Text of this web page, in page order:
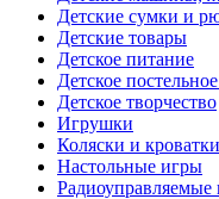
Детские сумки и
Детские товары
Детское питание
Детское
Детское творчество
Игрушки
Коляски и кроватки
Настольные игры